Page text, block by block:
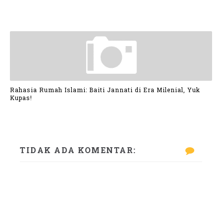
Rahasia Rumah Islami: Baiti Jannati di Era Milenial, Yuk
Kupas!
TIDAK ADA KOMENTAR: